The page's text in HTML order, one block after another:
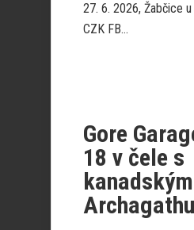
27. 6. 2026, Žabčice
CZK FB...
Gore
18 v čele s